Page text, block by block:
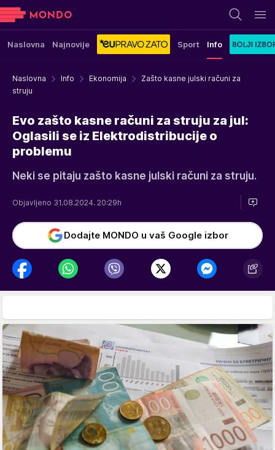
Naslovna Najnovije Sport Info
Naslovna Info Ekonomija
Zašto kasne julski računi za
struju
Evo zašto kasne računi za struju za jul:
Oglasili se iz Elektrodistribucije o
problemu
Neki se pitaju zašto kasne julski računi za struju.
Objavljeno 31.08.2024. 20:29h
Dodajte MONDO u vaš Google izbor